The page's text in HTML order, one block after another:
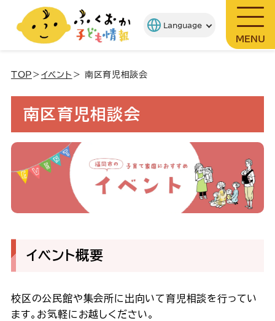
MENU
TOP ＞ イベント ＞ 南区育児相談会
南区育児相談会
イベント概要
校区の公民館や集会所に出向いて育児相談を行ってい
ます。お気軽にお越しください。